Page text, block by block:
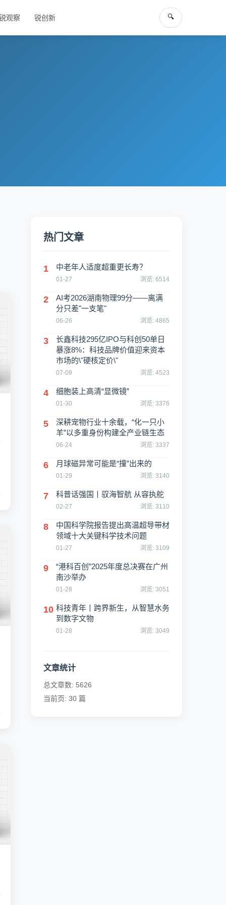
观察 锐创新 🔍
热门文章
1 中老年人适度超重更长寿？
01-27 浏览: 6514
2
AI考2026湖南物理99分——离满
分只差"一支笔"
06-26 浏览: 4865
3
长鑫科技295亿IPO与科创50单日
暴涨8%：科技品牌价值迎来资本
市场的\"硬核定价\"
07-09 浏览: 4523
4 细胞装上高清“显微镜”
01-30 浏览: 3376
5
深耕宠物行业十余载，“化一只小
羊”以多重身份构建全产业链生态
06-24 浏览: 3337
6 月球磁异常可能是“撞”出来的
01-29 浏览: 3140
7 科普话强国丨驭海智航 从容执舵
02-27 浏览: 3110
8
中国科学院报告提出高温超导带材
领域十大关键科学技术问题
01-27 浏览: 3109
9
“港科百创”2025年度总决赛在广州
南沙举办
01-28 浏览: 3051
10 科技青年丨跨界新生，从智慧水务
到数字文物
01-28 浏览: 3049
文章统计
总文章数: 5626
当前页: 30 篇